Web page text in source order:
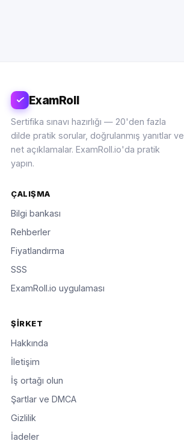
ExamRoll
Sertifika sınavı hazırlığı — 20'den fazla
dilde pratik sorular, doğrulanmış yanıtlar ve
net açıklamalar. ExamRoll.io'da pratik
yapın.
ÇALIŞMA
Bilgi bankası
Rehberler
Fiyatlandırma
SSS
ExamRoll.io uygulaması
ŞIRKET
Hakkında
İletişim
İş ortağı olun
Şartlar ve DMCA
Gizlilik
İadeler